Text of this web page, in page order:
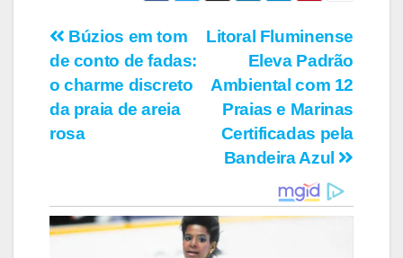
Navegação
de
Post
Litoral Fluminense
Eleva Padrão
Ambiental com 12
Praias e Marinas
Certificadas pela
Bandeira Azul
Búzios em tom
de conto de fadas:
o charme discreto
da praia de areia
rosa